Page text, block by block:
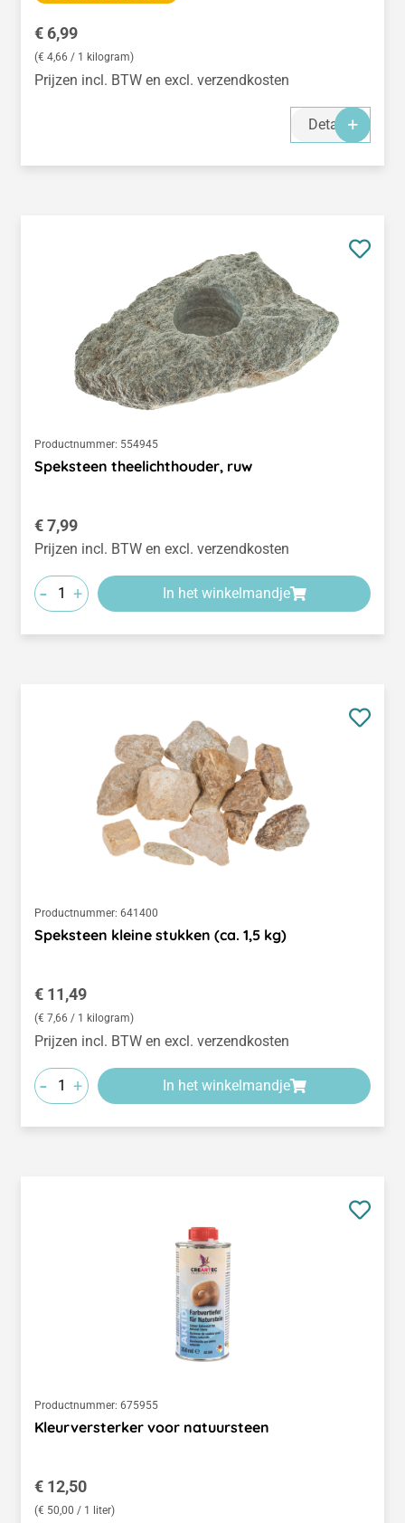
Normale prijs:
€ 6,99
(€ 4,66 / 1 kilogram)
Prijzen incl. BTW en excl. verzendkosten
Details
Productnummer: 554945
Speksteen theelichthouder, ruw
Normale prijs:
€ 7,99
Prijzen incl. BTW en excl. verzendkosten
- + In het winkelmandje
Productnummer: 641400
Speksteen kleine stukken (ca. 1,5 kg)
Normale prijs:
€ 11,49
(€ 7,66 / 1 kilogram)
Prijzen incl. BTW en excl. verzendkosten
- + In het winkelmandje
Productnummer: 675955
Kleurversterker voor natuursteen
Normale prijs:
€ 12,50
(€ 50,00 / 1 liter)